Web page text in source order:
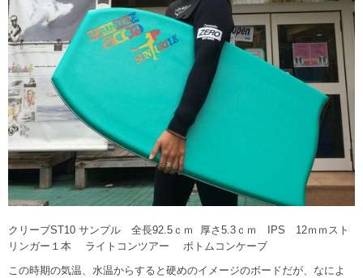
クリーブST10 サンプル 全長92.5ｃｍ 厚さ5.3ｃｍ IPS 12ｍｍスト
リンガー１本 ライトコンツアー ボトムコンケーブ
この時期の気温、水温からすると硬めのイメージのボードだが、なによ